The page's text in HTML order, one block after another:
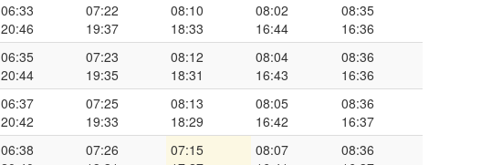
06:33
20:46
07:22
19:37
08:10
18:33
08:02
16:44
08:35
16:36
06:35
20:44
07:23
19:35
08:12
18:31
08:04
16:43
08:36
16:36
06:37
20:42
07:25
19:33
08:13
18:29
08:05
16:42
08:36
16:37
06:38
07:26
07:15
08:07
08:36